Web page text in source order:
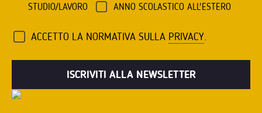
STUDIO/LAVORO
ANNO SCOLASTICO ALL'ESTERO
ACCETTO LA NORMATIVA SULLA PRIVACY.